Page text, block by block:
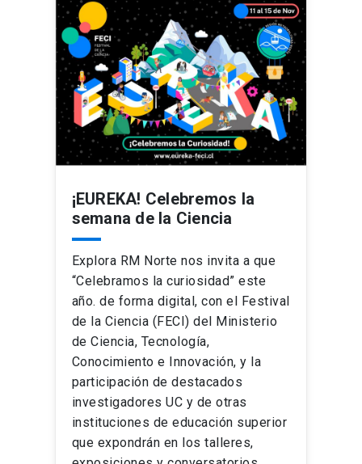
¡EUREKA! Celebremos la
semana de la Ciencia
Explora RM Norte nos invita a que
“Celebramos la curiosidad” este
año. de forma digital, con el Festival
de la Ciencia (FECI) del Ministerio
de Ciencia, Tecnología,
Conocimiento e Innovación, y la
participación de destacados
investigadores UC y de otras
instituciones de educación superior
que expondrán en los talleres,